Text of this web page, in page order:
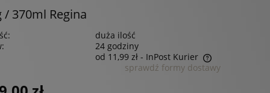
370ml Regina
duża ilość
24 godziny
od 11,99 zł - InPost Kurier
sprawdź formy dostawy